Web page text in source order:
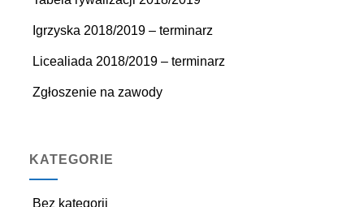
Igrzyska 2018/2019 – terminarz
Licealiada 2018/2019 – terminarz
Zgłoszenie na zawody
KATEGORIE
Bez kategorii